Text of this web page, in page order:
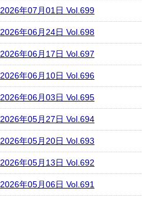
2026年07月01日 Vol.699
2026年06月24日 Vol.698
2026年06月17日 Vol.697
2026年06月10日 Vol.696
2026年06月03日 Vol.695
2026年05月27日 Vol.694
2026年05月20日 Vol.693
2026年05月13日 Vol.692
2026年05月06日 Vol.691